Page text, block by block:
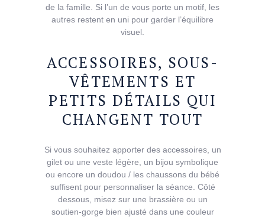
de la famille. Si l’un de vous porte un motif, les
autres restent en uni pour garder l’équilibre
visuel.
ACCESSOIRES, SOUS-
VÊTEMENTS ET
PETITS DÉTAILS QUI
CHANGENT TOUT
Si vous souhaitez apporter des accessoires, un
gilet ou une veste légère, un bijou symbolique
ou encore un doudou / les chaussons du bébé
suffisent pour personnaliser la séance. Côté
dessous, misez sur une brassière ou un
soutien-gorge bien ajusté dans une couleur